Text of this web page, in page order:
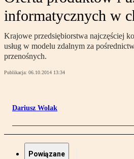
informatycznych w
Krajowe przedsiębiorstwa najczęściej
usług w modelu zdalnym za
przenośnych.
Publikacja: 06.10.2014 13:34
Dariusz Wolak
Powiązane